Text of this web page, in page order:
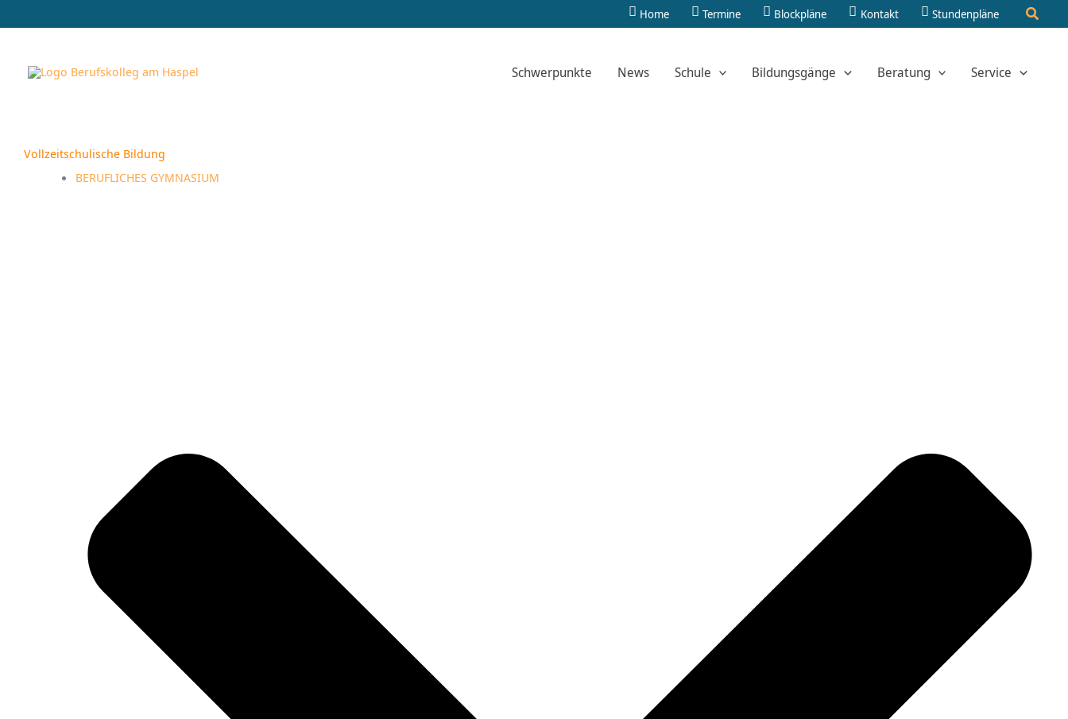
Inhalt
Home Termine Blockpläne Kontakt Stundenpläne
Schwerpunkte News Schule Bildungsgänge Beratung Service
Vollzeitschulische Bildung
BERUFLICHES GYMNASIUM